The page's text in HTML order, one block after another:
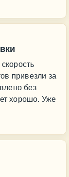
привезли за
без
хорошо. Уже